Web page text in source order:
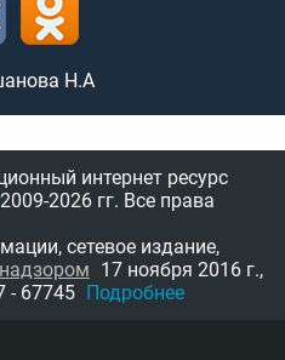
Н.А
интернет ресурс
2009-2026 гг. Все права
сетевое издание,
17 ноября 2016 г.,
67745 Подробнее